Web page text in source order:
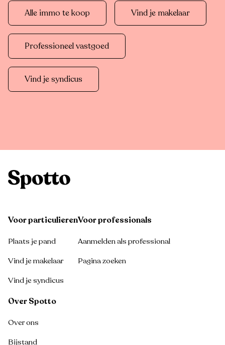
Alle immo te koop Vind je makelaar
Professioneel vastgoed
Vind je syndicus
Voor particulieren
Plaats je pand
Vind je makelaar
Vind je syndicus
Voor professionals
Aanmelden als professional
Pagina zoeken
Over Spotto
Over ons
Bijstand